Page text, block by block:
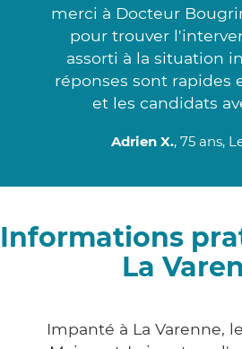
merci à Docteur
pour trouver
assorti à la situation
réponses sont rapides
et les candidats
Adrien X., 75 ans,
Informations
La
Impanté à La Varenne,